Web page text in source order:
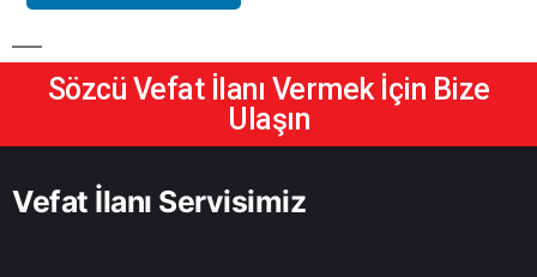
Sözcü Vefat İlanı Vermek İçin Bize
Ulaşın
Vefat İlanı Servisimiz